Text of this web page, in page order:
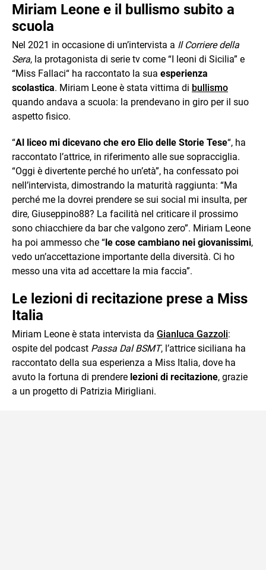
Miriam Leone e il bullismo subito a
scuola
Nel 2021 in occasione di un’intervista a Il Corriere della
Sera, la protagonista di serie tv come “I leoni di Sicilia” e
“Miss Fallaci“ ha raccontato la sua esperienza
scolastica. Miriam Leone è stata vittima di bullismo
quando andava a scuola: la prendevano in giro per il suo
aspetto fisico.
“Al liceo mi dicevano che ero Elio delle Storie Tese“, ha
raccontato l’attrice, in riferimento alle sue sopracciglia.
“Oggi è divertente perché ho un’età”, ha confessato poi
nell’intervista, dimostrando la maturità raggiunta: “Ma
perché me la dovrei prendere se sui social mi insulta, per
dire, Giuseppino88? La facilità nel criticare il prossimo
sono chiacchiere da bar che valgono zero”. Miriam Leone
ha poi ammesso che “le cose cambiano nei giovanissimi,
vedo un’accettazione importante della diversità. Ci ho
messo una vita ad accettare la mia faccia”.
Le lezioni di recitazione prese a Miss
Italia
Miriam Leone è stata intervista da Gianluca Gazzoli:
ospite del podcast Passa Dal BSMT, l’attrice siciliana ha
raccontato della sua esperienza a Miss Italia, dove ha
avuto la fortuna di prendere lezioni di recitazione, grazie
a un progetto di Patrizia Mirigliani.